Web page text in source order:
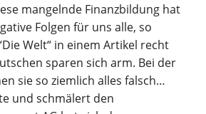
mangelnde Finanzbildung hat
Folgen für uns alle, so
Welt“ in einem Artikel recht
sparen sich arm. Bei der
sie so ziemlich alles falsch…
und schmälert den